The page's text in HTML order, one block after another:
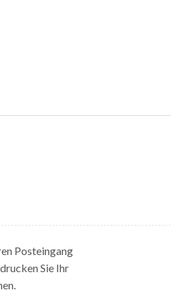
Posteingang
Sie Ihr